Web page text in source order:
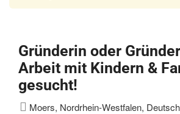
Gründerin oder
Arbeit mit Kindern &
gesucht!
Moers, Nordrhein-Westfalen,